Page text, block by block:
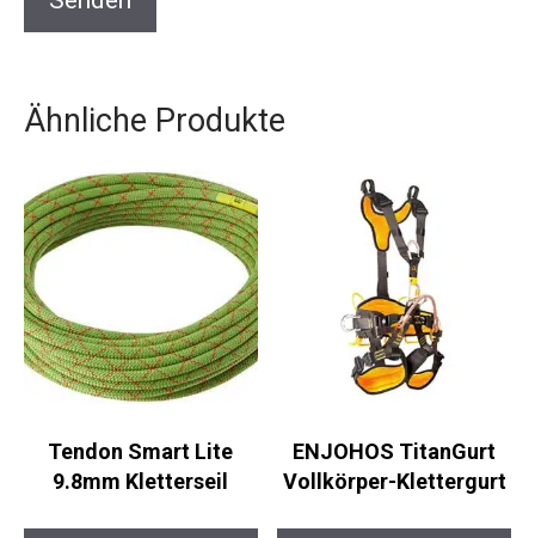
Ähnliche Produkte
Tendon Smart Lite
9.8mm Kletterseil
ENJOHOS TitanGurt
Vollkörper-Klettergurt